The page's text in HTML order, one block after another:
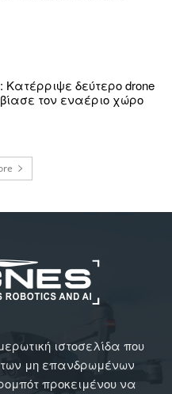
Κατέρριψε δεύτερο drone
τον εναέριο χώρο
ιστοσελίδα που
μη επανδρωμένων
προκειμένου να